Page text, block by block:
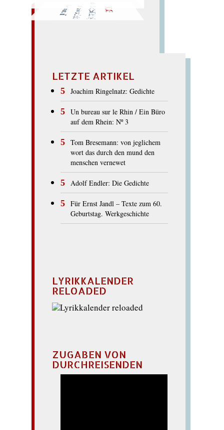
(solide Idee:) die Dose für
die
Lose; (leise Ode:) für
Tristan den Sold.
LETZTE ARTIKEL
Joachim Ringelnatz: Gedichte
Un bureau sur le Rhin / Ein Büro
auf dem Rhein: Nº 3
Tom Bresemann: von jeglichem
wort das durch den mund den
menschen vernewet
Adolf Endler: Die Gedichte
Für Ernst Jandl – Texte zum 60.
Geburtstag. Werkgeschichte
LYRIKKALENDER
RELOADED
ZUGABEN VON
DURCHREISENDEN